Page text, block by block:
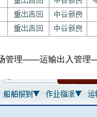
管理——运输出入管理